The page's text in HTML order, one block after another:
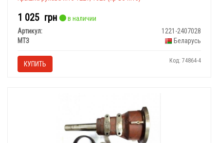
1 025 грн
в наличии
Артикул:
1221-2407028
МТЗ
Беларусь
КУПИТЬ Код: 74864-4